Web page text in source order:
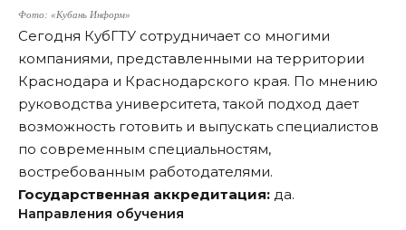
Фото: «Кубань Информ»
Сегодня КубГТУ сотрудничает со многими
компаниями, представленными на территории
Краснодара и Краснодарского края. По мнению
руководства университета, такой подход дает
возможность готовить и выпускать специалистов
по современным специальностям,
востребованным работодателями.
Государственная аккредитация: да.
Направления обучения